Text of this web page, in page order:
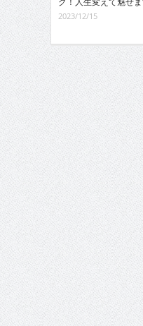
2023/12/15